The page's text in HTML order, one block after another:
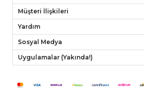
Müşteri İlişkileri
Yardım
Sosyal Medya
Uygulamalar (Yakında!)